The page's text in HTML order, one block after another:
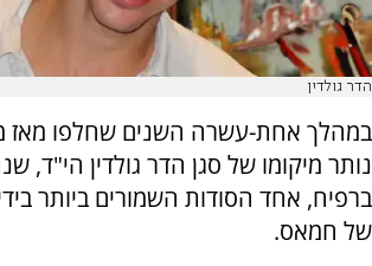
הדר גולדין
במהלך אחת-עשרה השנים שחלפו מאז
נותר מיקומו של סגן הדר גולדין הי"ד,
ברפיח, אחד הסודות השמורים ביותר
של חמאס.